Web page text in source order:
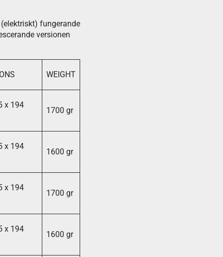
fungerande
versionen
WEIGHT
x 194
1700 gr
x 194
1600 gr
x 194
1700 gr
x 194
1600 gr